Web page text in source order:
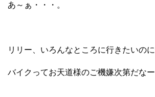
あ～ぁ・・・。
リリー、いろんなところに行きたいのに
バイクってお天道様のご機嫌次第だなー